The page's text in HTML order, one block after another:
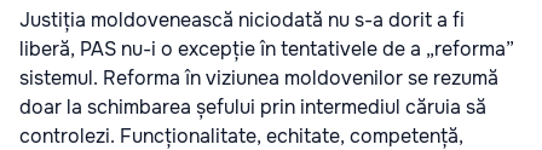
Justiția moldovenească niciodată nu s-a dorit a fi
liberă, PAS nu-i o excepție în tentativele de a „reforma”
sistemul. Reforma în viziunea moldovenilor se rezumă
doar la schimbarea șefului prin intermediul căruia să
controlezi. Funcționalitate, echitate, competență,